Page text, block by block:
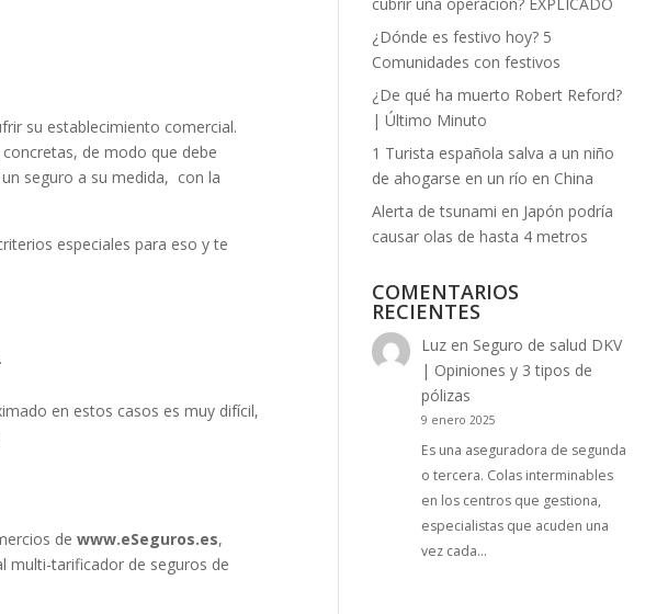
su establecimiento comercial.
de modo que debe
seguro a su medida, con la
especiales para eso y te
en estos casos es muy difícil,
de www.eSeguros.es,
multi-tarificador de seguros de
¿Dónde es festivo hoy? 5
Comunidades con festivos
¿De qué ha muerto Robert Reford?
| Último Minuto
1 Turista española salva a un niño
de ahogarse en un río en China
Alerta de tsunami en Japón podría
causar olas de hasta 4 metros
COMENTARIOS
RECIENTES
Luz en Seguro de salud DKV
| Opiniones y 3 tipos de
pólizas
9 enero 2025
Es una aseguradora de segunda
o tercera. Colas interminables
en los centros que gestiona,
especialistas que acuden una
vez cada…